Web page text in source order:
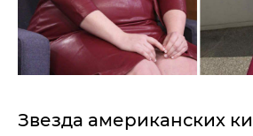
Звезда американских